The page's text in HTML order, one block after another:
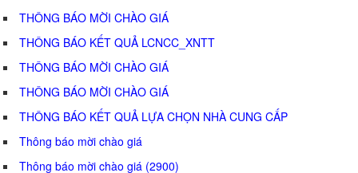
THÔNG BÁO MỜI CHÀO GIÁ
THÔNG BÁO KẾT QUẢ LCNCC_XNTT
THÔNG BÁO MỜI CHÀO GIÁ
THÔNG BÁO MỜI CHÀO GIÁ
THÔNG BÁO KẾT QUẢ LỰA CHỌN NHÀ CUNG CẤP
Thông báo mời chào giá
Thông báo mời chào giá (2900)